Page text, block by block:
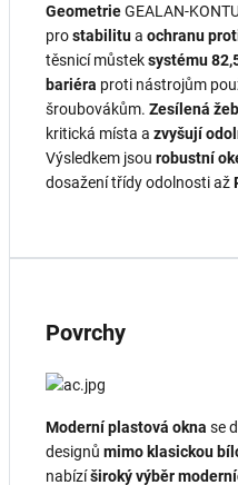
GeometrieGEALAN-
prostabilitua ochranu
těsnicí můsteksystému
bariéra proti nástrojům
šroubovákům. Zesílená
kritická místa a zvyšují
Výsledkem jsou robustní
dosažení třídy odolnosti až
Povrchy
Moderní plastová okna se
designů mimo klasickou
nabízíširoký výběr